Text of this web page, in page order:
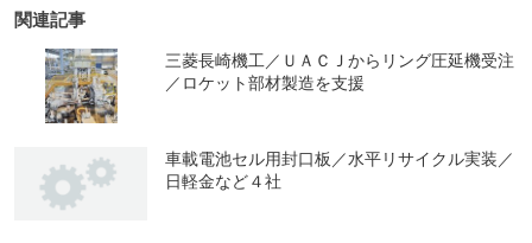
関連記事
三菱長崎機工／ＵＡＣＪからリング圧延機受注
／ロケット部材製造を支援
車載電池セル用封口板／水平リサイクル実装／
日軽金など４社